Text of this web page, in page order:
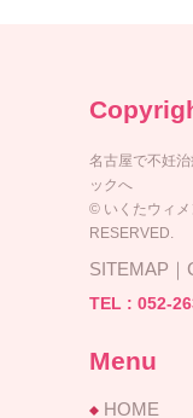
名古屋で不妊
ックへ
© いくたウィ
RESERVED.
SITEMAP ｜
TEL : 052-
Menu
HOME